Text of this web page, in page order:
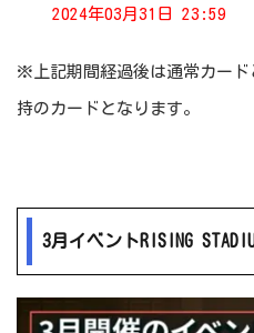
2024年03月31日 23:59
※上記期間経過後は通常カー
持のカードとなります。
3月イベントRISING